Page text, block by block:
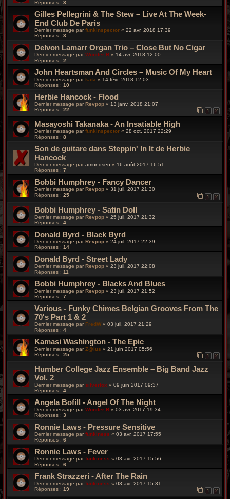
Réponses : 3
Gilles Pellegrini & The Stew – Live At The Week-
End Club De Paris
Dernier message par funkinspector « 22 avr. 2018 17:39
Réponses : 3
Delvon Lamarr Organ Trio – Close But No Cigar
Dernier message par Wonder B « 14 avr. 2018 12:00
Réponses : 2
John Heartsman And Circles – Music Of My Heart
Dernier message parkata « 14 févr. 2018 12:03
Réponses : 10
Herbie Hancock - Flood
Dernier message par Revpop « 13 janv. 2018 21:07
Réponses : 22 1 2
Masayoshi Takanaka - An Insatiable High
Dernier message parfunkinspector « 28 oct. 2017 22:29
Réponses : 8
Son de guitare dans Steppin' In It de Herbie
Hancock
Dernier message par amundsen « 16 août 2017 16:51
Réponses : 7
Bobbi Humphrey - Fancy Dancer
Dernier message par Revpop « 31 juil. 2017 21:30
Réponses : 25 1 2
Bobbi Humphrey - Satin Doll
Dernier message par Revpop « 25 juil. 2017 21:32
Réponses : 4
Donald Byrd - Black Byrd
Dernier message parRevpop « 24 juil. 2017 22:39
Réponses : 14
Donald Byrd - Street Lady
Dernier message par Revpop « 23 juil. 2017 22:08
Réponses : 11
Bobbi Humphrey - Blacks And Blues
Dernier message parRevpop « 23 juil. 2017 21:52
Réponses : 7
Various - Funky Chimes Belgian Grooves From The
70's Part 1 & 2
Dernier message par FredW « 03 juil. 2017 21:29
Réponses : 4
Kamasi Washington - The Epic
Dernier message parZ@ius « 21 juin 2017 05:56
Réponses : 25 1 2
Humber College Jazz Ensemble – Big Band Jazz
Vol. 2
Dernier message par silverfox « 09 juin 2017 09:37
Réponses : 4
Angela Bofill ‎- Angel Of The Night
Dernier message parWonder B « 03 avr. 2017 19:34
Réponses : 3
Ronnie Laws - Pressure Sensitive
Dernier message par funkiness « 03 avr. 2017 17:55
Réponses : 6
Ronnie Laws - Fever
Dernier message parfunkiness « 03 avr. 2017 15:56
Réponses : 6
Frank Strazzeri - After The Rain
Dernier message par funkiness « 03 avr. 2017 15:31
Réponses : 19 1 2